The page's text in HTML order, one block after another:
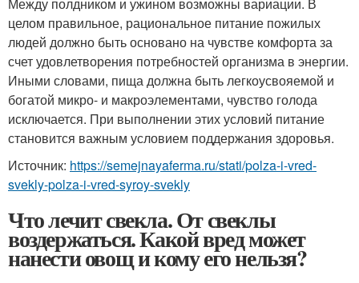
Между полдником и ужином возможны вариации. В
целом правильное, рациональное питание пожилых
людей должно быть основано на чувстве комфорта за
счет удовлетворения потребностей организма в энергии.
Иными словами, пища должна быть легкоусвояемой и
богатой микро- и макроэлементами, чувство голода
исключается. При выполнении этих условий питание
становится важным условием поддержания здоровья.
Источник: https://semejnayaferma.ru/stati/polza-i-vred-
svekly-polza-i-vred-syroy-svekly
Что лечит свекла. От свеклы
воздержаться. Какой вред может
нанести овощ и кому его нельзя?